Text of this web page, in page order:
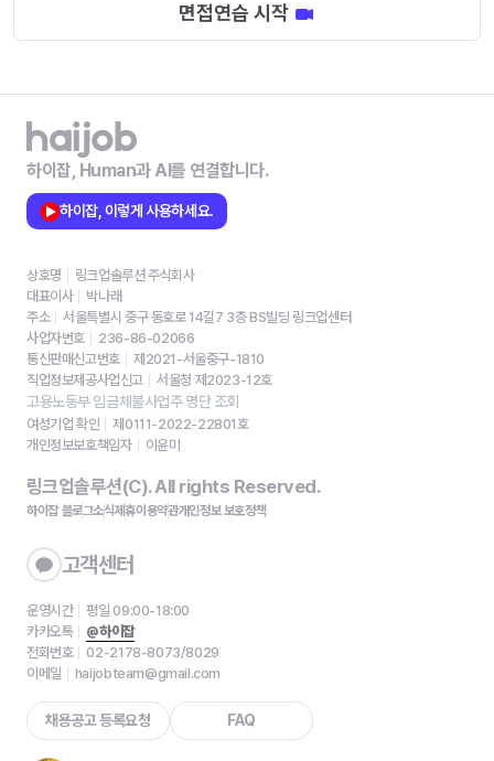
면접연습 시작
하이잡, Human과 AI를 연결합니다.
하이잡, 이렇게 사용하세요.
상호명
링크업솔루션 주식회사
대표이사
박나래
주소
서울특별시 중구 동호로 14길7 3층 BS빌딩 링크업센터
사업자번호
236-86-02066
통신판매신고번호
제2021-서울중구-1810
직업정보제공사업신고
서울청 제2023-12호
고용노동부 임금체불사업주 명단 조회
여성기업 확인
제0111-2022-22801호
개인정보보호책임자
이윤미
링크업솔루션(C). All rights Reserved.
하이잡 블로그소식제휴이용약관개인정보 보호정책
고객센터
운영시간
평일 09:00-18:00
카카오톡
@하이잡
전화번호
02-2178-8073/8029
이메일
haijobteam@gmail.com
채용공고 등록요청 FAQ